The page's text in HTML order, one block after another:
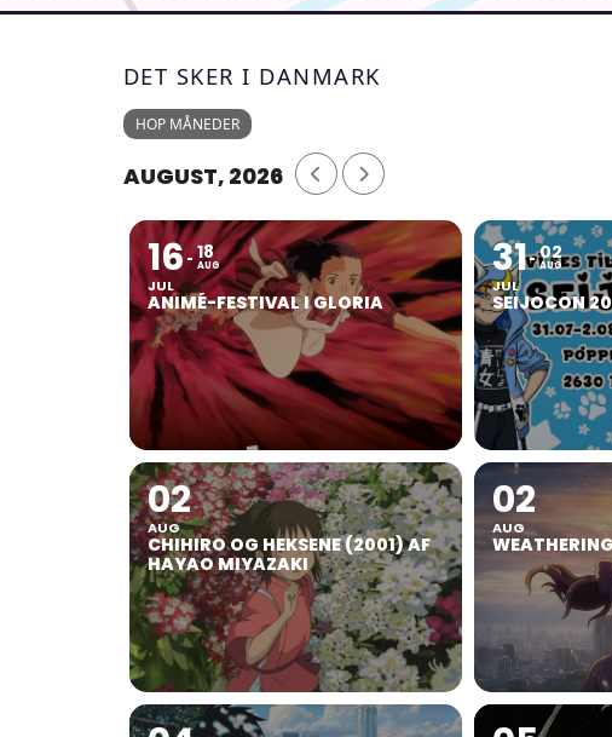
DET SKER I DANMARK
HOP MÅNEDER
AUGUST, 2026
16
JUL
18
AUG
ANIMÉ-FESTIVAL I GLORIA
31
JUL
02
AUG
SEIJOCON
02
AUG
CHIHIRO OG HEKSENE (2001) AF
HAYAO MIYAZAKI
02
AUG